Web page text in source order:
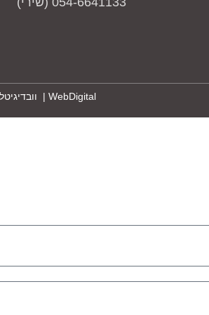
WebDigital | וובדיגיטל – עיצוב ובניית אתרים